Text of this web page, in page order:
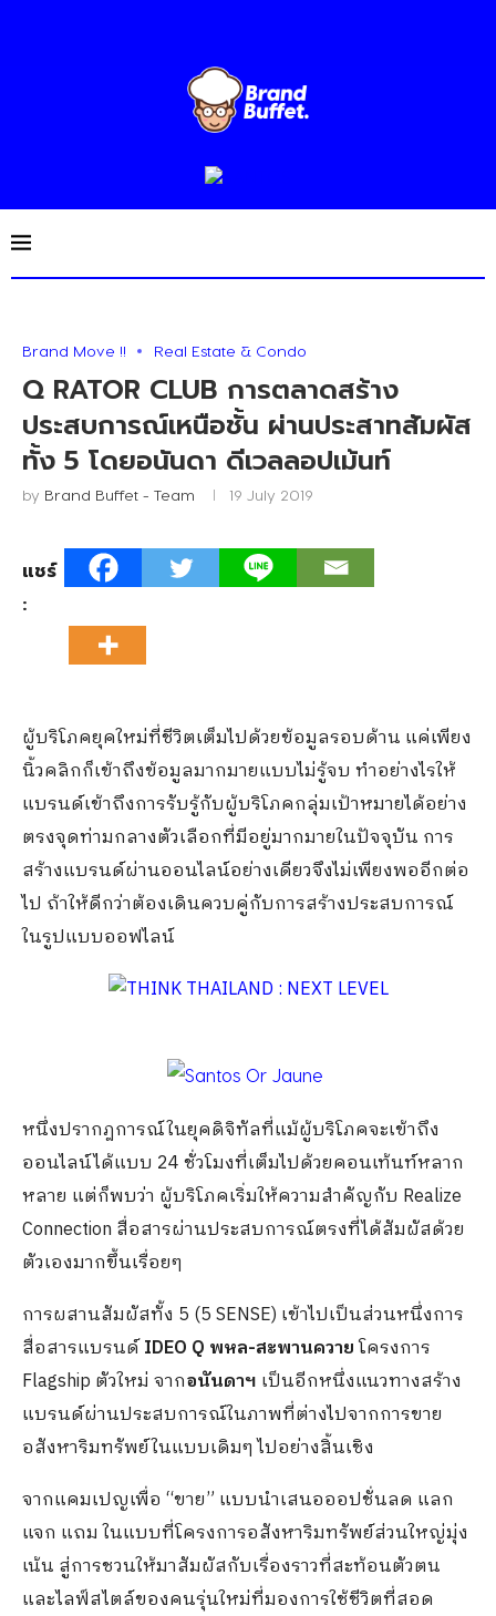
Brand Move !! Real Estate & Condo
Q RATOR CLUB การตลาดสร้าง
ประสบการณ์เหนือชั้น ผ่านประสาทสัมผัส
ทั้ง 5 โดยอนันดา ดีเวลลอปเม้นท์
by Brand Buffet - Team 19 July 2019
แชร์
:
ผู้บริโภคยุคใหม่ที่ชีวิตเต็มไปด้วยข้อมูลรอบด้าน แค่เพียง
นิ้วคลิกก็เข้าถึงข้อมูลมากมายแบบไม่รู้จบ ทำอย่างไรให้
แบรนด์เข้าถึงการรับรู้กับผู้บริโภคกลุ่มเป้าหมายได้อย่าง
ตรงจุดท่ามกลางตัวเลือกที่มีอยู่มากมายในปัจจุบัน การ
สร้างแบรนด์ผ่านออนไลน์อย่างเดียวจึงไม่เพียงพออีกต่อ
ไป ถ้าให้ดีกว่าต้องเดินควบคู่กับการสร้างประสบการณ์
ในรูปแบบออฟไลน์
หนึ่งปรากฎการณ์ในยุคดิจิทัลที่แม้ผู้บริโภคจะเข้าถึง
ออนไลน์ได้แบบ 24 ชั่วโมงที่เต็มไปด้วยคอนเท้นท์หลาก
หลาย แต่ก็พบว่า ผู้บริโภคเริ่มให้ความสำคัญกับ Realize
Connection สื่อสารผ่านประสบการณ์ตรงที่ได้สัมผัสด้วย
ตัวเองมากขึ้นเรื่อยๆ
การผสานสัมผัสทั้ง 5 (5 SENSE) เข้าไปเป็นส่วนหนึ่งการ
สื่อสารแบรนด์IDEO Q พหล-สะพานควายโครงการ
Flagship ตัวใหม่ จากอนันดาฯ เป็นอีกหนึ่งแนวทางสร้าง
แบรนด์ผ่านประสบการณ์​ในภาพที่ต่างไปจากการขาย
อสังหาริมทรัพย์ในแบบเดิมๆ ไปอย่างสิ้นเชิง
จากแคมเปญเพื่อ “ขาย” แบบนำเสนอออปชั่นลด แลก
แจก แถม ในแบบที่โครงการอสังหาริมทรัพย์ส่วนใหญ่มุ่ง
เน้น สู่การชวนให้มาสัมผัสกับเรื่องราวที่สะท้อนตัวตน
และไลฟ์สไตล์ของคนรุ่นใหม่ที่มองการใช้ชีวิตที่สอด